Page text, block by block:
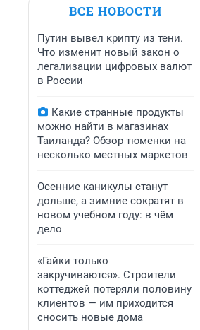
ВСЕ НОВОСТИ
Путин вывел крипту из тени.
Что изменит новый закон о
легализации цифровых валют
в России
Какие странные продукты
можно найти в магазинах
Таиланда? Обзор тюменки на
несколько местных маркетов
Осенние каникулы станут
дольше, а зимние сократят в
новом учебном году: в чём
дело
«Гайки только
закручиваются». Строители
коттеджей потеряли половину
клиентов — им приходится
сносить новые дома